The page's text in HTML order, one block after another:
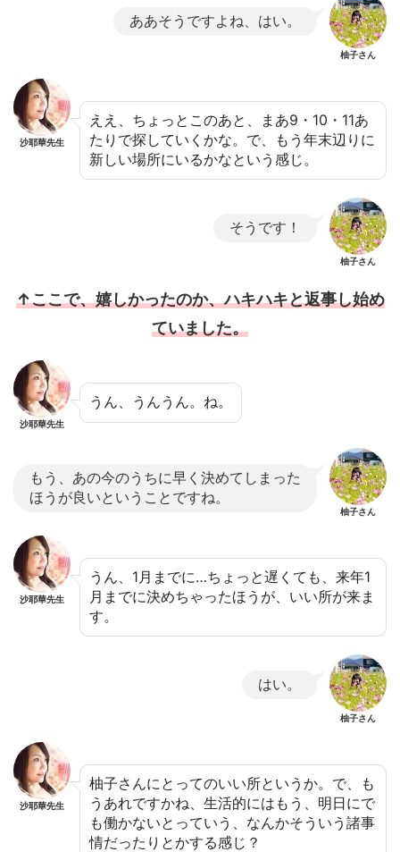
ああそうですよね、はい。
柚子さん
沙耶華先生
ええ、ちょっとこのあと、まあ9・10・11あ
たりで探していくかな。で、もう年末辺りに
新しい場所にいるかなという感じ。
そうです！
柚子さん
↑ここで、嬉しかったのか、ハキハキと返事し始め
ていました。
沙耶華先生
うん、うんうん。ね。
もう、あの今のうちに早く決めてしまった
ほうが良いということですね。
柚子さん
沙耶華先生
うん、1月までに…ちょっと遅くても、来年1
月までに決めちゃったほうが、いい所が来ま
す。
はい。
柚子さん
沙耶華先生
柚子さんにとってのいい所というか。で、も
うあれですかね、生活的にはもう、明日にで
も働かないとっていう、なんかそういう諸事
情だったりとかする感じ？